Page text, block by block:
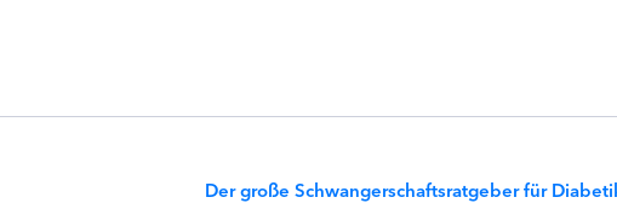
Der große Schwangerschaftsratgeber für